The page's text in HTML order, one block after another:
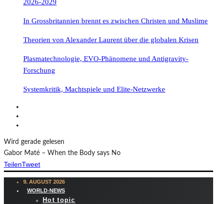
2026-2029
In Grossbritannien brennt es zwischen Christen und Muslime
Theorien von Alexander Laurent über die globalen Krisen
Plasmatechnologie, EVO-Phänomene und Antigravity-
Forschung
Systemkritik, Machtspiele und Elite-Netzwerke
Wird gerade gelesen
Gabor Maté – When the Body says No
TeilenTweet
9. AUGUST 2026
WORLD-NEWS
Hot topic